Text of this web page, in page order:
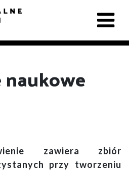
zawiera zbiór
przy tworzeniu